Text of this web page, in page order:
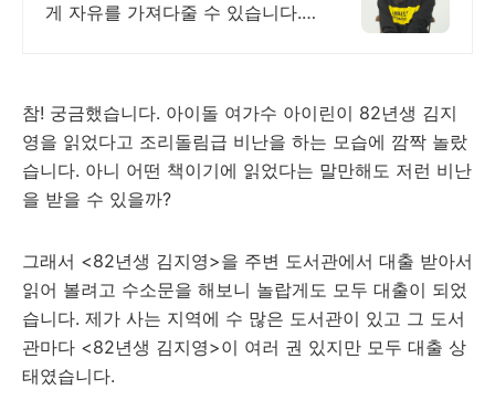
게 자유를 가져다줄 수 있습니다.
참! 궁금했습니다. 아이돌 여가수 아이린이 82년생 김지
영을 읽었다고 조리돌림급 비난을 하는 모습에 깜짝 놀랐
습니다. 아니 어떤 책이기에 읽었다는 말만해도 저런 비난
을 받을 수 있을까?
그래서 <82년생 김지영>을 주변 도서관에서 대출 받아서
읽어 볼려고 수소문을 해보니 놀랍게도 모두 대출이 되었
습니다. 제가 사는 지역에 수 많은 도서관이 있고 그 도서
관마다 <82년생 김지영>이 여러 권 있지만 모두 대출 상
태였습니다.